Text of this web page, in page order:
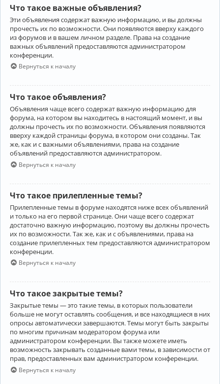
Что такое важные объявления?
Эти объявления содержат важную информацию, и вы должны
прочесть их по возможности. Они появляются вверху каждого
из форумов и в вашем личном разделе. Права на создание
важных объявлений предоставляются администратором
конференции.
Вернуться к началу
Что такое объявления?
Объявления чаще всего содержат важную информацию для
форума, на котором вы находитесь в настоящий момент, и вы
должны прочесть их по возможности. Объявления появляются
вверху каждой страницы форума, в котором они созданы. Так
же, как и с важными объявлениями, права на создание
объявлений предоставляются администратором.
Вернуться к началу
Что такое прилепленные темы?
Прилепленные темы в форуме находятся ниже всех объявлений
и только на его первой странице. Они чаще всего содержат
достаточно важную информацию, поэтому вы должны прочесть
их по возможности. Так же, как и с объявлениями, права на
создание прилепленных тем предоставляются администратором
конференции.
Вернуться к началу
Что такое закрытые темы?
Закрытые темы — это такие темы, в которых пользователи
больше не могут оставлять сообщения, и все находящиеся в них
опросы автоматически завершаются. Темы могут быть закрыты
по многим причинам модератором форума или
администратором конференции. Вы также можете иметь
возможность закрывать созданные вами темы, в зависимости от
прав, предоставленных вам администратором конференции.
Вернуться к началу